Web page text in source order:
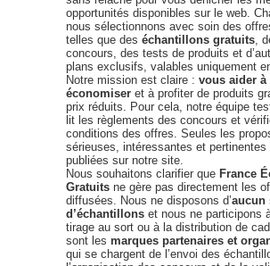
opportunités disponibles sur le web.
nous sélectionnons avec soin des
telles que des échantillons gratuits,
concours, des tests de produits et
plans exclusifs, valables uniquement
Notre mission est claire : vous aider à
économiser et à profiter de produits
prix réduits. Pour cela, notre équipe
lit les règlements des concours et
conditions des offres. Seules les
sérieuses, intéressantes et pertinentes
publiées sur notre site.
Nous souhaitons clarifier que France
Gratuits ne gère pas directement les
diffusées. Nous ne disposons d’aucun
d’échantillons et nous ne participons
tirage au sort ou à la distribution de
sont les marques partenaires et
qui se chargent de l’envoi des